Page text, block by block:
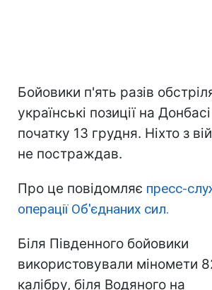
Бойовики п'ять разів
українські позиції на
початку 13 грудня. Ніхто з
не постраждав.
Про це повідомляє пресс-
операції Об'єднаних сил.
Біля Південного бойовики
використовували міномети
калібру, біля Водяного на